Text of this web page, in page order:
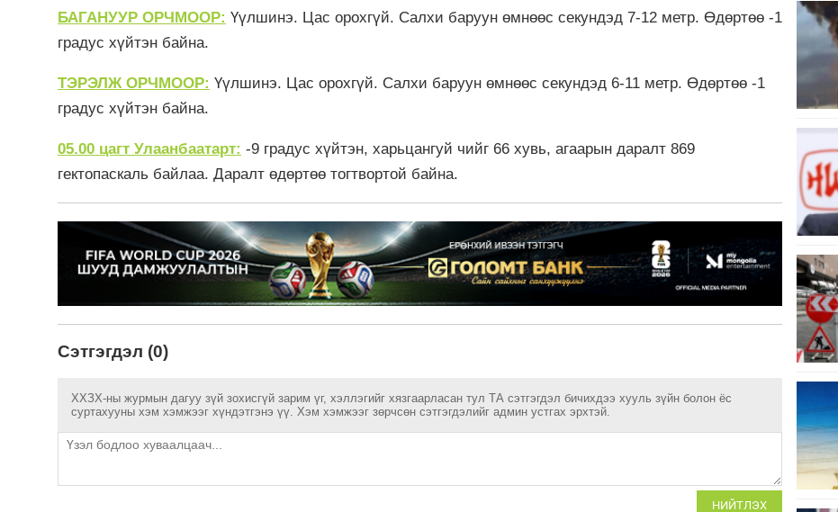
БАГАНУУР ОРЧМООР: Үүлшинэ. Цас орохгүй. Салхи баруун өмнөөс секундэд 7-12 метр. Өдөртөө -1
градус хүйтэн байна.
ТЭРЭЛЖ ОРЧМООР: Үүлшинэ. Цас орохгүй. Салхи баруун өмнөөс секундэд 6-11 метр. Өдөртөө -1
градус хүйтэн байна.
05.00 цагт Улаанбаатарт: -9 градус хүйтэн, харьцангуй чийг 66 хувь, агаарын даралт 869
гектопаскаль байлаа. Даралт өдөртөө тогтвортой байна.
Сэтгэгдэл (0)
ХХЗХ-ны журмын дагуу зүй зохисгүй зарим үг, хэллэгийг хязгаарласан тул ТА сэтгэгдэл бичихдээ хууль зүйн болон ёс
суртахууны хэм хэмжээг хүндэтгэнэ үү. Хэм хэмжээг зөрчсөн сэтгэгдэлийг админ устгах эрхтэй.
НИЙТЛЭХ